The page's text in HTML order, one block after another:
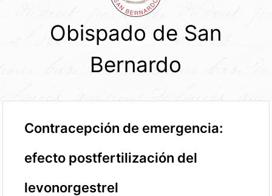
Obispado de San
Bernardo
Contracepción de emergencia:
efecto postfertilización del
levonorgestrel